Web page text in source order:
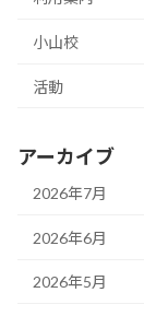
小山校
活動
アーカイブ
2026年7月
2026年6月
2026年5月